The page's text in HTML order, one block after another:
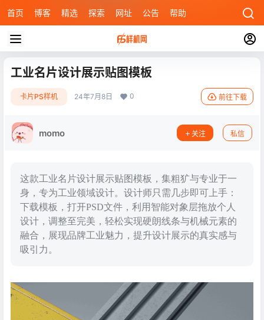
首页 博客 精选 探索 网址 公告 帮助
工业名片设计展示贴图模板
卡片PS样机 24年7月8日 0 前往下载
momo 关注 私信
这款工业名片设计展示贴图模板，集粗犷与专业于一
身，专为工业领域设计。设计师只需几步即可上手：
下载模板，打开PSD文件，利用智能对象层拖放个人
设计，调整至完美，轻松实现硬朗线条与机械元素的
融合，展现品牌工业魅力，提升设计展示的真实感与
吸引力。